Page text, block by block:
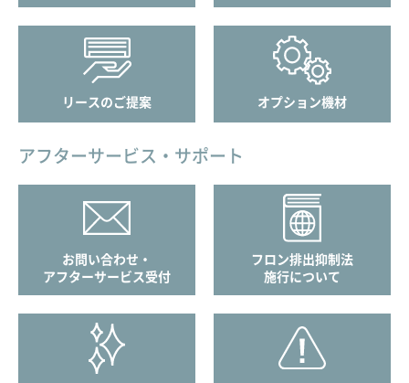
リースのご提案 オプション機材
アフターサービス・サポート
お問い合わせ・
アフターサービス受付
フロン排出抑制法
施行について